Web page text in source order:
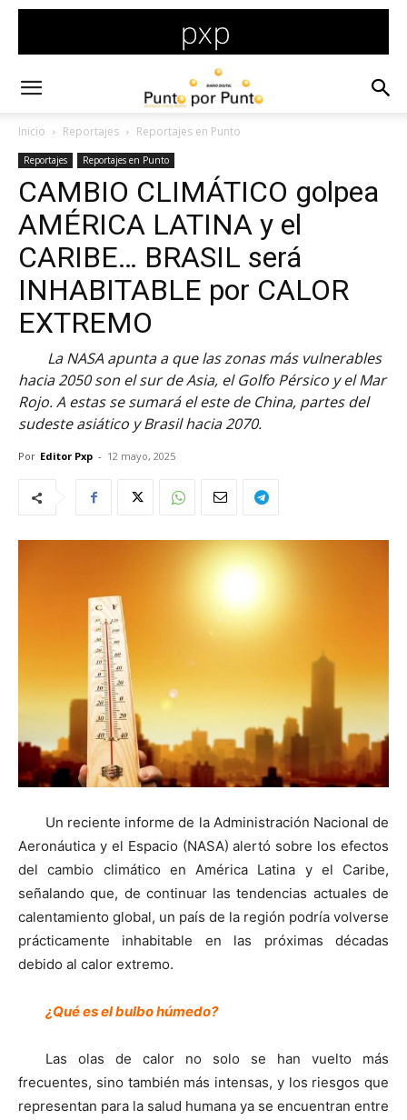
Inicio Reportajes Reportajes en Punto
Reportajes Reportajes en Punto
CAMBIO CLIMÁTICO golpea
AMÉRICA LATINA y el
CARIBE… BRASIL será
INHABITABLE por CALOR
EXTREMO
La NASA apunta a que las zonas más vulnerables
hacia 2050 son el sur de Asia, el Golfo Pérsico y el Mar
Rojo. A estas se sumará el este de China, partes del
sudeste asiático y Brasil hacia 2070.
Por Editor Pxp - 12 mayo, 2025
Un reciente informe de la Administración Nacional de
Aeronáutica y el Espacio (NASA) alertó sobre los efectos
del cambio climático en América Latina y el Caribe,
señalando que, de continuar las tendencias actuales de
calentamiento global, un país de la región podría volverse
prácticamente inhabitable en las próximas décadas
debido al calor extremo.
¿Qué es el bulbo húmedo?
Las olas de calor no solo se han vuelto más
frecuentes, sino también más intensas, y los riesgos que
representan para la salud humana ya se encuentran entre